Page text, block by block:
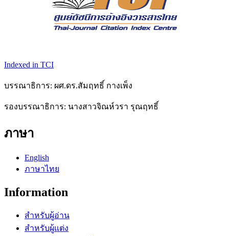
Indexed in TCI
บรรณาธิการ: ผศ.ดร.สัมฤทธิ์ กางเพ็ง
รองบรรณาธิการ: นางสาวจิณห์วรา รุณฤทธิ์
ภาษา
English
ภาษาไทย
Information
สำหรับผู้อ่าน
สำหรับผู้แต่ง